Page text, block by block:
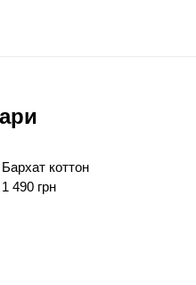
Бархат коттон
1 490 грн